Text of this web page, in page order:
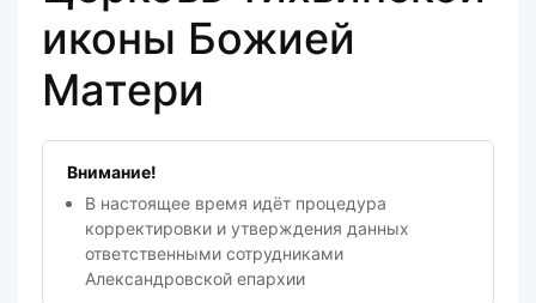
иконы Божией
Матери
Внимание!
В настоящее время идёт процедура
корректировки и утверждения данных
ответственными сотрудниками
Александровской епархии